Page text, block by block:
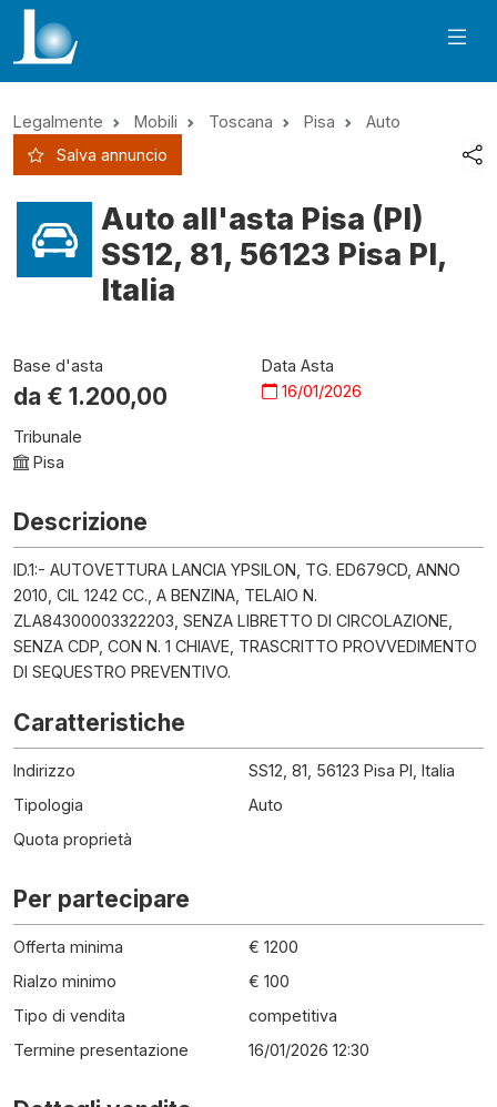
Legalmente Mobili Toscana Pisa
Auto
Salva annuncio
Auto all'asta Pisa (PI)
SS12, 81, 56123 Pisa PI,
Italia
Base d'asta
da € 1.200,00
Data Asta
16/01/2026
Tribunale
Pisa
Descrizione
ID.1:- AUTOVETTURA LANCIA YPSILON, TG. ED679CD, ANNO
2010, CIL 1242 CC., A BENZINA, TELAIO N.
ZLA84300003322203, SENZA LIBRETTO DI CIRCOLAZIONE,
SENZA CDP, CON N. 1 CHIAVE, TRASCRITTO PROVVEDIMENTO
DI SEQUESTRO PREVENTIVO.
Caratteristiche
Indirizzo
SS12, 81, 56123 Pisa PI, Italia
Tipologia
Auto
Quota proprietà
Per partecipare
Offerta minima
€ 1200
Rialzo minimo
€ 100
Tipo di vendita
competitiva
Termine presentazione
16/01/2026 12:30